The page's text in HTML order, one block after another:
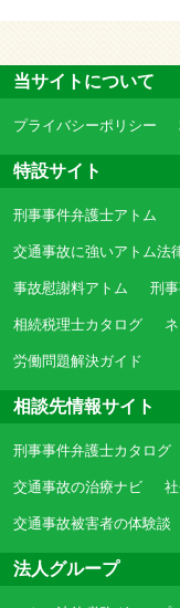
当サイトについて
プライバシーポリシー
特設サイト
刑事事件弁護士アトム
交通事故に強いアトム法
事故慰謝料アトム 刑
相続税理士カタログ
労働問題解決ガイド
相談先情報サイト
刑事事件弁護士カタログ
交通事故の治療ナビ
交通事故被害者の体験談
法人グループ